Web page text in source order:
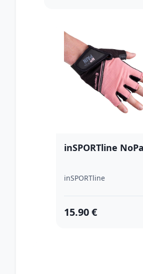
inSPORTline
inSPORTline
15.90 €